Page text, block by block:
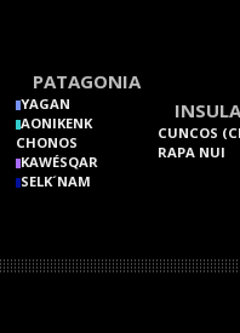
PATAGONIA
YAGAN
AONIKENK
CHONOS
KAWÉSQAR
SELK´NAM
CUNCOS
RAPA NUI